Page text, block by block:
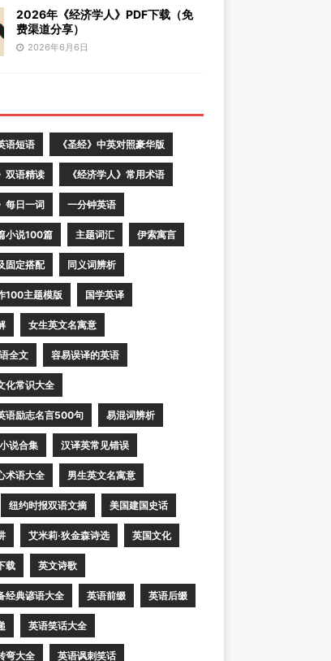
2026年《经济学人》PDF下载（免
费渠道分享）
2026年6月6日
语短语 《圣经》中英对照豪华版
双语精读 《经济学人》常用术语
每日一词 一分钟英语
小说100篇 主题词汇 伊索寓言
固定搭配 同义词辨析
100主题模版 国学英译
女生英文名寓意
全文 容易误译的英语
化常识大全
语励志名言500句 易混词辨析
说合集 汉译英常见错误
术语大全 男生英文名寓意
纽约时报双语文摘 美国建国史话
艾米莉·狄金森诗选 英国文化
载 英文诗歌
经典谚语大全 英语前缀 英语后缀
英语笑话大全
弯大全 英语讽刺笑话